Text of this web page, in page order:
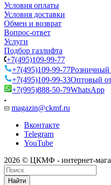
Условия оплаты
Условия доставки
Обмен и возврат
Вопрос-ответ
Услуги
Подбор газлифта
+7(495)109-99-77
+7(495)109-99-77Розничный
+7(495)109-99-33Оптовый
+7(995)888-50-79WhatsApp
magazin@ckmf.ru
Вконтакте
Telegram
YouTube
2026 © ЦКМФ - интернет-
Найти